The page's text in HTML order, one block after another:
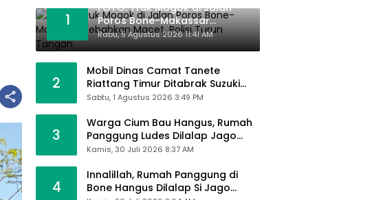
1
FOTO: Truk Mogok di Jalan
Poros Bone-Makassar
Sebabkan Macet, Polisi Turun
Tangan
Rabu, 5 Agustus 2026 11:41 AM
2
Mobil Dinas Camat Tanete
Riattang Timur Ditabrak Suzuki
Ertiga, Camat Andi Habibie:
Sabtu, 1 Agustus 2026 3:49 PM
3
Warga Cium Bau Hangus, Rumah
Panggung Ludes Dilalap Jago
Merah
Kamis, 30 Juli 2026 8:37 AM
4
Innalillah, Rumah Panggung di
Bone Hangus Dilalap Si Jago